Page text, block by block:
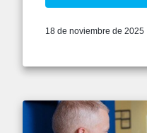
18 de noviembre de 2025